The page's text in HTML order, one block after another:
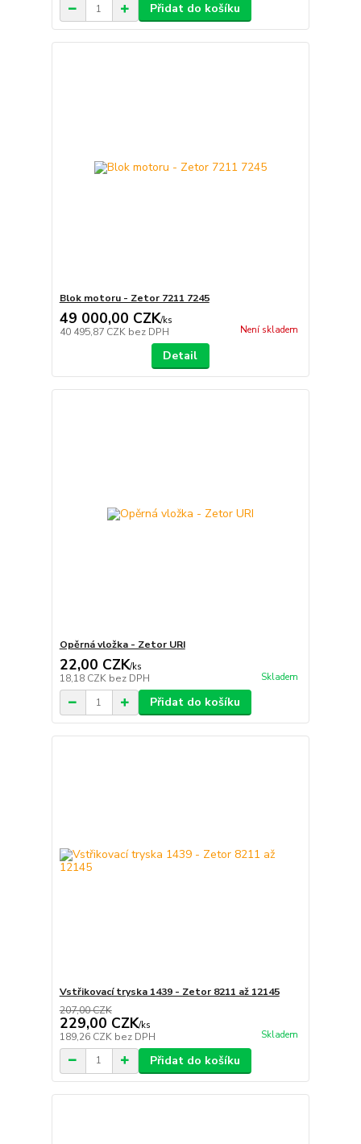
Přidat do košíku
Blok motoru - Zetor 7211 7245
49 000,00 CZK/ks
40 495,87 CZK bez DPH Není skladem
Detail
Opěrná vložka - Zetor URI
22,00 CZK/ks
18,18 CZK bez DPH Skladem
Přidat do košíku
Vstřikovací tryska 1439 - Zetor 8211 až 12145
207,00 CZK
229,00 CZK/ks
189,26 CZK bez DPH Skladem
Přidat do košíku